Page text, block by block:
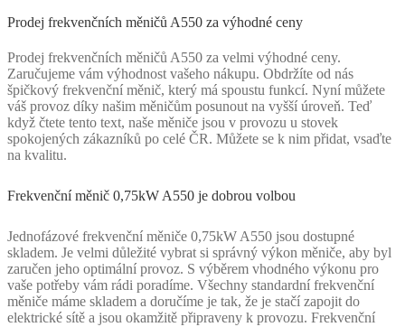
Prodej frekvenčních měničů A550 za výhodné ceny
Prodej frekvenčních měničů A550 za velmi výhodné ceny.
Zaručujeme vám výhodnost vašeho nákupu. Obdržíte od nás
špičkový frekvenční měnič, který má spoustu funkcí. Nyní můžete
váš provoz díky našim měničům posunout na vyšší úroveň. Teď
když čtete tento text, naše měniče jsou v provozu u stovek
spokojených zákazníků po celé ČR. Můžete se k nim přidat, vsaďte
na kvalitu.
Frekvenční měnič 0,75kW A550 je dobrou volbou
Jednofázové frekvenční měniče 0,75kW A550 jsou dostupné
skladem. Je velmi důležité vybrat si správný výkon měniče, aby byl
zaručen jeho optimální provoz. S výběrem vhodného výkonu pro
vaše potřeby vám rádi poradíme. Všechny standardní frekvenční
měniče máme skladem a doručíme je tak, že je stačí zapojit do
elektrické sítě a jsou okamžitě připraveny k provozu. Frekvenční